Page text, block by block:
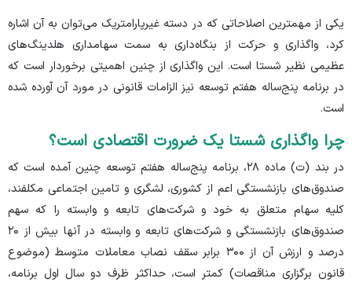
یکی از مهمترین اصلاحاتی که در دسته غیرپارامتریک می‌توان به آن اشاره
کرد، واگذاری و حرکت از بنگاه‌داری به سمت سهامداری هلدینگ‌های
عظیمی نظیر شستا است. این واگذاری از چنین اهمیتی برخوردار است که
در برنامه پنج‌ساله هفتم توسعه نیز الزامات قانونی در مورد آن آورده شده
است.
چرا واگذاری شستا یک ضرورت اقتصادی است؟
در بند (ت) ماده ۲۸، برنامه پنج‌ساله هفتم توسعه چنین آمده است که
صندوق‌های بازنشستگی اعم از کشوری، لشگری و تامین اجتماعی مکلفند،
کلیه سهام متعلق به خود و شرکت‌های تابعه و وابسته را که سهم
صندوق‌های بازنشستگی و شرکت‌های تابعه و وابسته در آنها بیش از ۲۰
درصد و ارزش آن از ۳۰۰ برابر سقف نصاب معاملات متوسط (موضوع
قانون برگزاری مناقصات) کمتر است، حداکثر ظرف دو سال اول برنامه،